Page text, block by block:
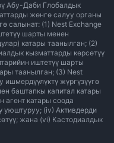
Абу-Даби Глобалдык
жөнгө салуу органы
салынат: (1) Nest Exchange
шарты менен
катары таанылган; (2)
кызматтарды көрсөтүү
иштетүү шарты
таанылган; (3) Nest
жүргүзүүгө
баштапкы капитал катары
агент катары соода
уюштуруу; (iv) Активдерди
жана (vi) Кастодиалдык